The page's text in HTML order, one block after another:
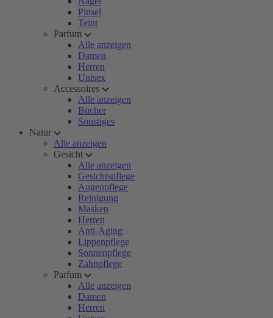
Pinsel
Teint
Parfum
Alle anzeigen
Damen
Herren
Unisex
Accessoires
Alle anzeigen
Bücher
Sonstiges
Natur
Alle anzeigen
Gesicht
Alle anzeigen
Gesichtspflege
Augenpflege
Reinigung
Masken
Herren
Anti-Aging
Lippenpflege
Sonnenpflege
Zahnpflege
Parfum
Alle anzeigen
Damen
Herren